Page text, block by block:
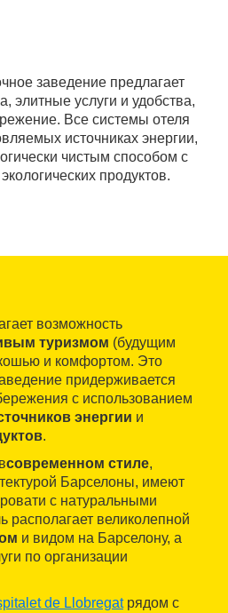
заведение предлагает
элитные услуги и удобства,
Все системы отеля
источниках энергии,
чистым способом с
продуктов.
возможность
туризмом (будущим
и комфортом. Это
придерживается
с использованием
энергии и
.
современном стиле,
Барселоны, имеют
с натуральными
располагает великолепной
и видом на Барселону, а
по организации
de Llobregatрядом с